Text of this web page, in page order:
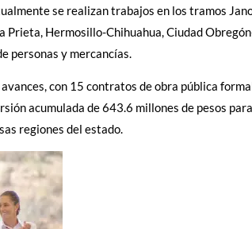
se realizan trabajos en los tramos
Prieta, Hermosillo-Chihuahua, Ciudad
personas y mercancías.
con 15 contratos de obra pública
acumulada de 643.6 millones de pesos
regiones del estado.